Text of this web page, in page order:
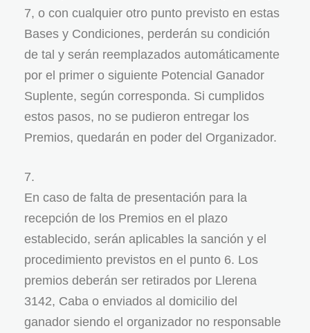
7, o con cualquier otro punto previsto en estas
Bases y Condiciones, perderán su condición
de tal y serán reemplazados automáticamente
por el primer o siguiente Potencial Ganador
Suplente, según corresponda. Si cumplidos
estos pasos, no se pudieron entregar los
Premios, quedarán en poder del Organizador.
En caso de falta de presentación para la
recepción de los Premios en el plazo
establecido, serán aplicables la sanción y el
procedimiento previstos en el punto 6. Los
premios deberán ser retirados por Llerena
3142, Caba o enviados al domicilio del
ganador siendo el organizador no responsable